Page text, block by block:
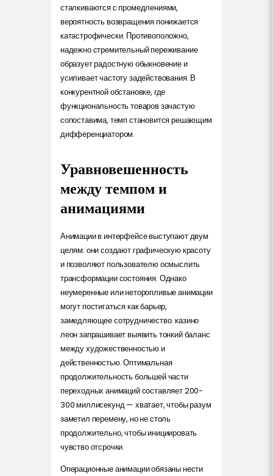
сталкиваются с промедлениями,
вероятность возвращения понижается
катастрофически. Противоположно,
надежно стремительный переживание
образует радостную обыкновение и
усиливает частоту задействования. В
конкурентной обстановке, где
функциональность товаров зачастую
сопоставима, темп становится решающим
дифференциатором.
Уравновешенность
между темпом и
анимациями
Анимации в интерфейсе выступают двум
целям: они создают графическую красоту
и позволяют пользователю осмыслить
трансформации состояния. Однако
неумеренные или неторопливые анимации
могут постигаться как барьер,
замедляющее сотрудничество. казино
леон запрашивает выявить тонкий баланс
между художественностью и
действенностью. Оптимальная
продолжительность большей части
переходных анимаций составляет 200-
300 миллисекунд — хватает, чтобы разум
заметил перемену, но не столь
продолжительно, чтобы инициировать
чувство отсрочки.
Операционные анимации обязаны нести